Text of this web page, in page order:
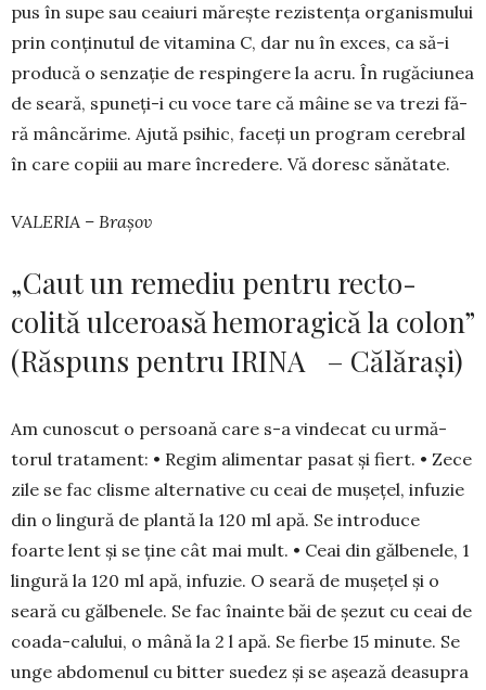
pus în supe sau cea­iuri mărește rezistența organismului
prin conținu­tul de vitamina C, dar nu în exces, ca să-i
producă o sen­zație de respinge­re la acru. În ru­găciunea
de seară, spuneți-i cu voce tare că mâine se va trezi fă­
ră mâncărime. Ajută psihic, fa­ceți un program ce­rebral
în care copiii au mare în­credere. Vă do­resc sănătate.
VALERIA – Brașov
„Caut un remediu pentru recto-
colită ulceroasă hemoragică la colon”
(Răspuns pentru IRINA – Călărași)
Am cunoscut o persoană care s-a vindecat cu urmă­
torul trata­ment: • Regim alimentar pasat și fiert. • Zece
zile se fac clisme alternative cu ceai de mușețel, infuzie
din o lingură de plantă la 120 ml apă. Se introduce
foarte lent și se ține cât mai mult. • Ceai din gălbenele, 1
lingură la 120 ml apă, infuzie. O seară de mușețel și o
seară cu găl­be­nele. Se fac înainte băi de șezut cu ceai de
coa­­da-calului, o mână la 2 l apă. Se fier­be 15 mi­nute. Se
unge abdomenul cu bitter suedez și se așează deasupra